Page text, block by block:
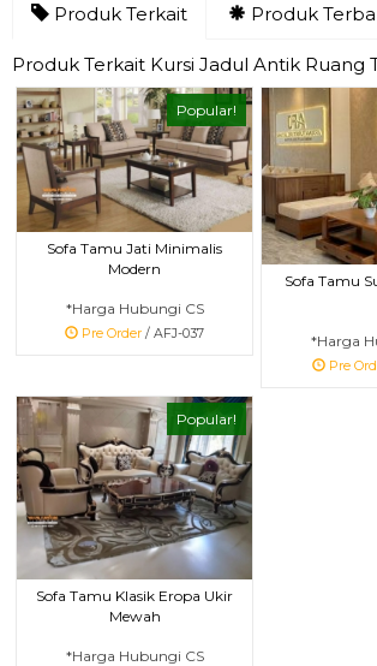
Produk Terkait Produk
Produk Terkait Kursi Jadul Antik Ruang
Popular!
Sofa Tamu Jati Minimalis
Modern
*Harga Hubungi CS
Pre Order / AFJ-037
Sofa Tamu
*Harga
Pre
Popular!
Sofa Tamu Klasik Eropa Ukir
Mewah
*Harga Hubungi CS